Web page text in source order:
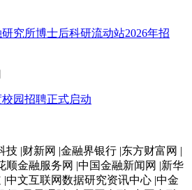
究所博士后科研流动站2026年招
园招聘正式启动
技 |财新网 |金融界银行 |东方财富网 |
顺金融服务网 |中国金融新闻网 |新华
|中文互联网数据研究资讯中心 |中金